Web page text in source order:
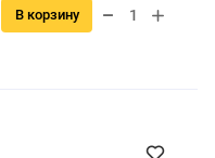
В корзину